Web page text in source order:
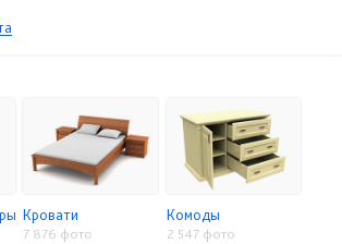
Кровати
7 876 фото
Комоды
2 547 фото